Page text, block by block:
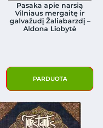
Pasaka apie narsią
Vilniaus mergaitę ir
galvažudį Žaliabarzdį –
Aldona Liobytė
PARDUOTA